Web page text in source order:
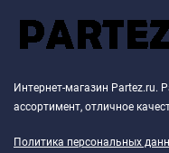
Интернет-магазин Partez.ru.
ассортимент, отличное
Политика персональных